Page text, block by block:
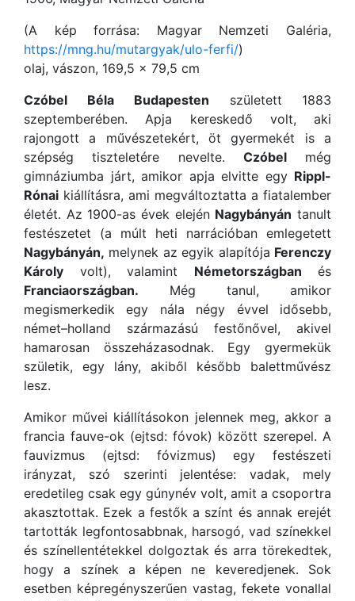
(A kép forrása: Magyar Nemzeti Galéria,
https://mng.hu/mutargyak/ulo-ferfi/)
olaj, vászon, 169,5 × 79,5 cm
Czóbel Béla
Budapesten született 1883
szeptemberében. Apja kereskedő volt, aki
rajongott a művészetekért, öt gyermekét is a
szépség tiszteletére nevelte. Czóbelmég
gimnáziumba járt, amikor apja elvitte egy Rippl-
Rónai kiállításra, ami megváltoztatta a fiatalember
életét. Az 1900-as évek elején Nagybányán tanult
festészetet (a múlt heti narrációban emlegetett
Nagybányán, melynek az egyik alapítója Ferenczy
Károly volt), valamint Németországban és
Franciaországban. Még tanul, amikor
megismerkedik egy nála négy évvel idősebb,
német–holland származású festőnővel, akivel
hamarosan összeházasodnak. Egy gyermekük
születik, egy lány, akiből később balettművész
lesz.
Amikor művei kiállításokon jelennek meg, akkor a
francia fauve-ok (ejtsd: fóvok) között szerepel. A
fauvizmus (ejtsd: fóvizmus) egy festészeti
irányzat, szó szerinti jelentése: vadak, mely
eredetileg csak egy gúnynév volt, amit a csoportra
akasztottak. Ezek a festők a színt és annak erejét
tartották legfontosabbnak, harsogó, vad színekkel
és színellentétekkel dolgoztak és arra törekedtek,
hogy a színek a képen ne keveredjenek. Sok
esetben képregényszerűen vastag, fekete vonallal